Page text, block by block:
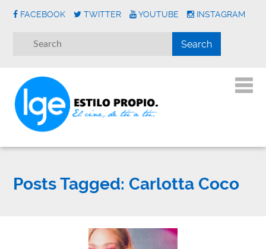
FACEBOOK TWITTER YOUTUBE INSTAGRAM
Posts Tagged: Carlotta Coco